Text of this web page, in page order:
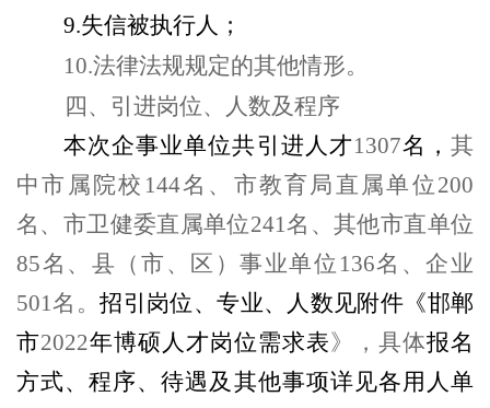
9.失信被执行人；
10.法律法规规定的其他情形。
四、引进岗位、人数及程序
本次企事业单位共引进人才1307名，其
中市属院校144名、市教育局直属单位200
名、市卫健委直属单位241名、其他市直单位
85名、县（市、区）事业单位136名、企业
501名。招引岗位、专业、人数见附件《邯郸
市2022年博硕人才岗位需求表》，具体报名
方式、程序、待遇及其他事项详见各用人单